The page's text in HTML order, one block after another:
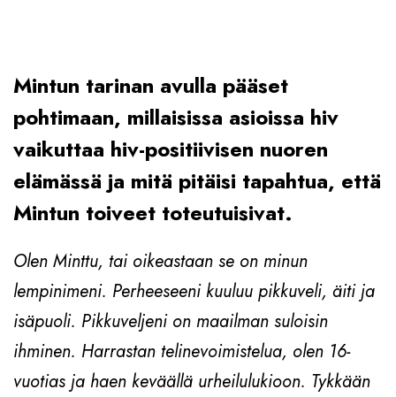
Mintun tarinan avulla pääset
pohtimaan, millaisissa asioissa hiv
vaikuttaa hiv-positiivisen nuoren
elämässä ja mitä pitäisi tapahtua, että
Mintun toiveet toteutuisivat.
Olen Minttu, tai oikeastaan se on minun
lempinimeni. Perheeseeni kuuluu pikkuveli, äiti ja
isäpuoli. Pikkuveljeni on maailman suloisin
ihminen. Harrastan telinevoimistelua, olen 16-
vuotias ja haen keväällä urheilulukioon. Tykkään